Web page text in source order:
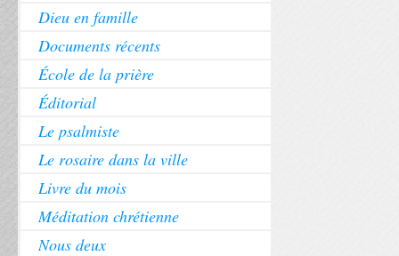
Dieu en famille
Documents récents
École de la prière
Éditorial
Le psalmiste
Le rosaire dans la ville
Livre du mois
Méditation chrétienne
Nous deux